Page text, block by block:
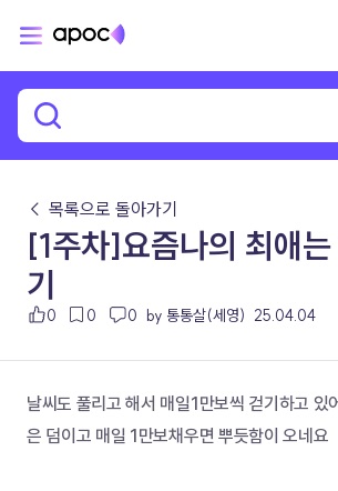
← 목록으로 돌아가기
[1주차]요즘나의 최애는
기
0 0 0 by 통통살(세영) 25.04.04
날씨도 풀리고 해서 매일1만보씩 걷기하고 있
은 덤이고 매일 1만보채우면 뿌듯함이 오네요